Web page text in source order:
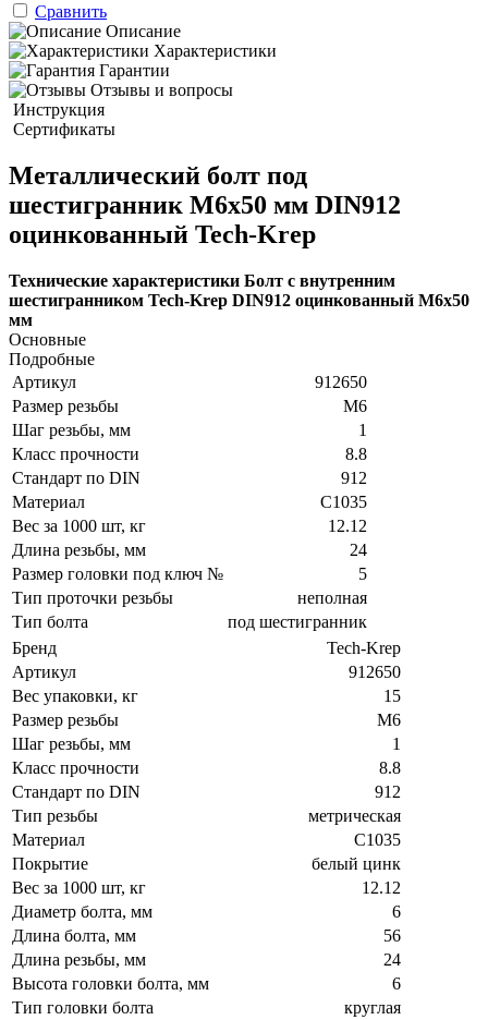
Сравнить
Описание
Характеристики
Гарантии
Отзывы и вопросы
Инструкция
Сертификаты
Металлический болт под
шестигранник М6х50 мм DIN912
оцинкованный Tech-Krep
Технические характеристики Болт с внутренним
шестигранником Tech-Krep DIN912 оцинкованный М6х50
мм
Основные
Подробные
Артикул
912650
Размер резьбы
М6
Шаг резьбы, мм
1
Класс прочности
8.8
Стандарт по DIN
912
Материал
C1035
Вес за 1000 шт, кг
12.12
Длина резьбы, мм
24
Размер головки под ключ №
5
Тип проточки резьбы
неполная
Тип болта
под шестигранник
Бренд
Tech-Krep
Артикул
912650
Вес упаковки, кг
15
Размер резьбы
М6
Шаг резьбы, мм
1
Класс прочности
8.8
Стандарт по DIN
912
Тип резьбы
метрическая
Материал
C1035
Покрытие
белый цинк
Вес за 1000 шт, кг
12.12
Диаметр болта, мм
6
Длина болта, мм
56
Длина резьбы, мм
24
Высота головки болта, мм
6
Тип головки болта
круглая